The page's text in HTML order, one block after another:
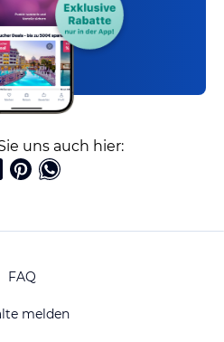
uns auch hier:
FAQ
melden